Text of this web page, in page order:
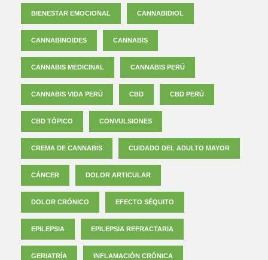
BIENESTAR EMOCIONAL CANNABIDIOL
CANNABINOIDES CANNABIS
CANNABIS MEDICINAL CANNABIS PERÚ
CANNABIS VIDA PERÚ CBD CBD PERÚ
CBD TÓPICO CONVULSIONES
CREMA DE CANNABIS CUIDADO DEL ADULTO MAYOR
CÁNCER DOLOR ARTICULAR
DOLOR CRÓNICO EFECTO SÉQUITO
EPILEPSIA EPILEPSIA REFRACTARIA
GERIATRÍA INFLAMACIÓN CRÓNICA